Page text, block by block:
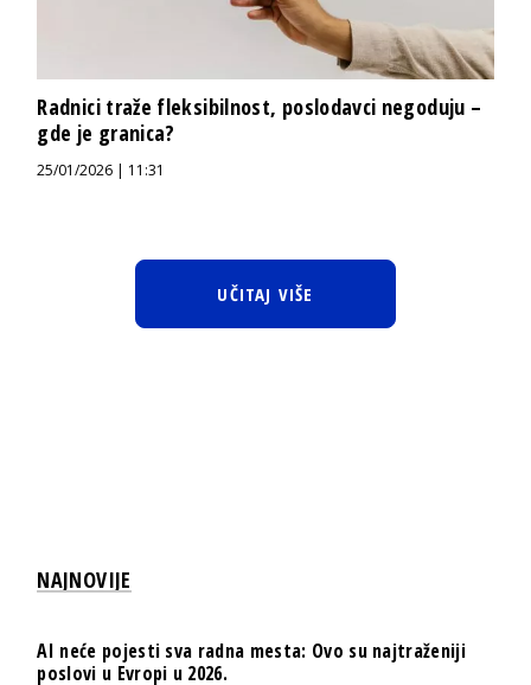
Radnici traže fleksibilnost, poslodavci negoduju –
gde je granica?
25/01/2026 | 11:31
UČITAJ VIŠE
NAJNOVIJE
AI neće pojesti sva radna mesta: Ovo su najtraženiji
poslovi u Evropi u 2026.